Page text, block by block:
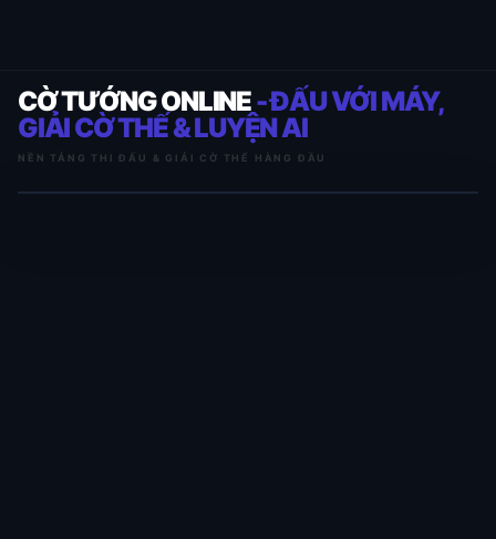
CỜ TƯỚNG ONLINE- ĐẤU VỚI MÁY,
GIẢI CỜ THẾ & LUYỆN AI
NỀN TẢNG THI ĐẤU & GIẢI CỜ THẾ HÀNG ĐẦU